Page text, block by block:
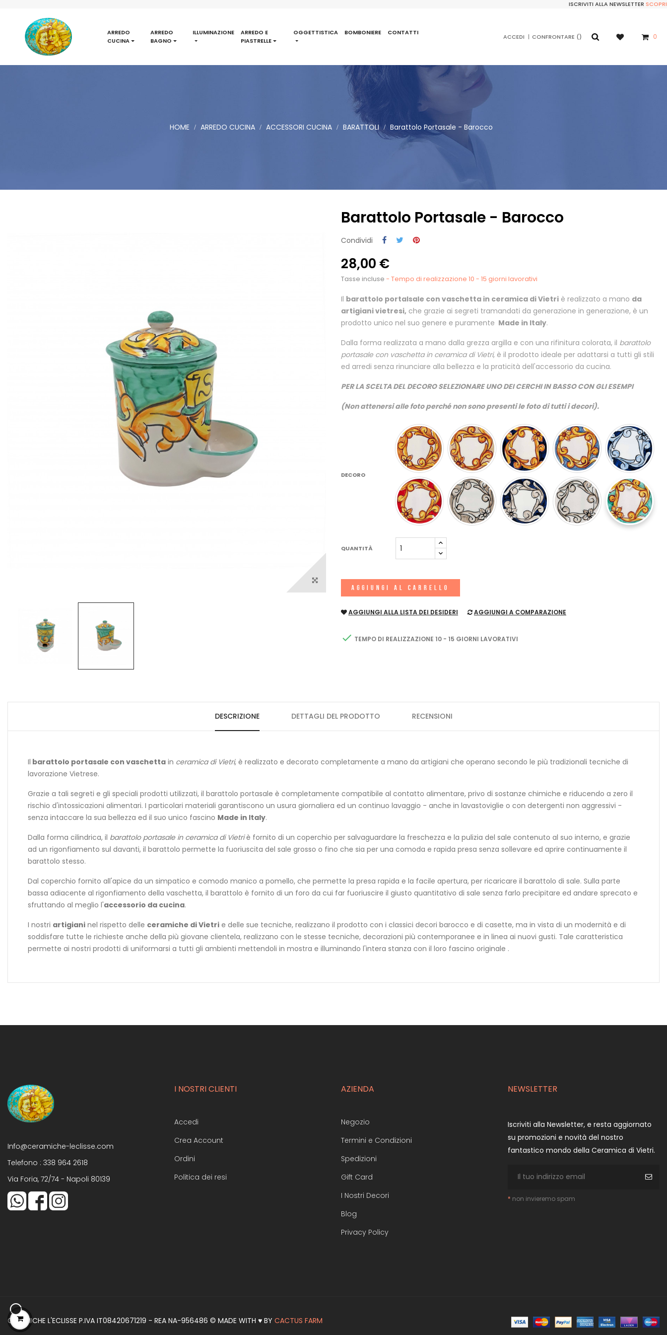
ISCRIVITI ALLA NEWSLETTER SCOPRI
ARREDO
CUCINA
ARREDO
BAGNO
ILLUMINAZIONE
ARREDO E
PIASTRELLE
OGGETTISTICA BOMBONIERE CONTATTI
ACCEDI CONFRONTARE 0
HOME ARREDO CUCINA ACCESSORI CUCINA BARATTOLI Barattolo Portasale - Barocco
Barattolo Portasale - Barocco
Condividi
28,00 €
Tasse incluse - Tempo di realizzazione 10 - 15 giorni lavorativi
Il barattolo portalsale con vaschetta in ceramica di Vietri è realizzato a mano da
artigiani vietresi, che grazie ai segreti tramandati da generazione in generazione, è un
prodotto unico nel suo genere e puramente Made in Italy.
Dalla forma realizzata a mano dalla grezza argilla e con una rifinitura colorata, il barattolo
portasale con vaschetta in ceramica di Vietri, è il prodotto ideale per adattarsi a tutti gli stili
ed arredi senza rinunciare alla bellezza e la praticità dell'accessorio da cucina.
PER LA SCELTA DEL DECORO SELEZIONARE UNO DEI CERCHI IN BASSO CON GLI ESEMPI
(Non attenersi alle foto perché non sono presenti le foto di tutti i decori).
DECORO
QUANTITÀ
AGGIUNGI AL CARRELLO
AGGIUNGI ALLA LISTA DEI DESIDERI AGGIUNGI A COMPARAZIONE
 TEMPO DI REALIZZAZIONE 10 - 15 GIORNI LAVORATIVI
DESCRIZIONE DETTAGLI DEL PRODOTTO RECENSIONI
Il barattolo portasale con vaschetta in ceramica di Vietri, è realizzato e decorato completamente a mano da artigiani che operano secondo le più tradizionali tecniche di
lavorazione Vietrese.
Grazie a tali segreti e gli speciali prodotti utilizzati, il barattolo portasale è completamente compatibile al contatto alimentare, privo di sostanze chimiche e riducendo a zero il
rischio d'intossicazioni alimentari. I particolari materiali garantiscono un usura giornaliera ed un continuo lavaggio - anche in lavastoviglie o con detergenti non aggressivi -
senza intaccare la sua bellezza ed il suo unico fascino Made in Italy.
Dalla forma cilindrica, il barattolo portasale in ceramica di Vietriè fornito di un coperchio per salvaguardare la freschezza e la pulizia del sale contenuto al suo interno, e grazie
ad un rigonfiamento sul davanti, il barattolo permette la fuoriuscita del sale grosso o fino che sia per una comoda e rapida presa senza sollevare ed aprire continuamente il
barattolo stesso.
Dal coperchio fornito all'apice da un simpatico e comodo manico a pomello, che permette la presa rapida e la facile apertura, per ricaricare il barattolo di sale. Sulla parte
bassa adiacente al rigonfiamento della vaschetta, il barattolo è fornito di un foro da cui far fuoriuscire il giusto quantitativo di sale senza farlo precipitare ed andare sprecato e
sfruttando al meglio l'accessorio da cucina.
I nostri artigiani nel rispetto delle ceramiche di Vietri e delle sue tecniche, realizzano il prodotto con i classici decori barocco e di casette, ma in vista di un modernità e di
soddisfare tutte le richieste anche della più giovane clientela, realizzano con le stesse tecniche, decorazioni più contemporanee e in linea ai nuovi gusti. Tale caratteristica
permette ai nostri prodotti di uniformarsi a tutti gli ambienti mettendoli in mostra e illuminando l'intera stanza con il loro fascino originale .
Info@ceramiche-leclisse.com
Telefono : 338 964 2618
Via Foria, 72/74 - Napoli 80139
I NOSTRI CLIENTI
Accedi
Crea Account
Ordini
Politica dei resi
AZIENDA
Negozio
Termini e Condizioni
Spedizioni
Gift Card
I Nostri Decori
Blog
Privacy Policy
NEWSLETTER
Iscriviti alla Newsletter, e resta aggiornato
su promozioni e novità del nostro
fantastico mondo della Ceramica di Vietri.
* non invieremo spam
CERAMICHE L'ECLISSE P.IVA IT08420671219 - REA NA-956486 © MADE WITH ♥ BY CACTUS FARM